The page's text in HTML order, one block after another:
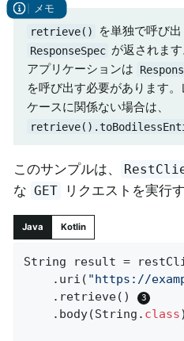
retrieve() を単独で呼び出
ResponseSpec が返されま
アプリケーションは
を呼び出す必要があります
ケースに関係ない場合は、
このサンプルは、
な GET リクエストを実行
Java Kotlin
String result =
	.uri(
"https://
	.retrieve()
	.body(String
. class)